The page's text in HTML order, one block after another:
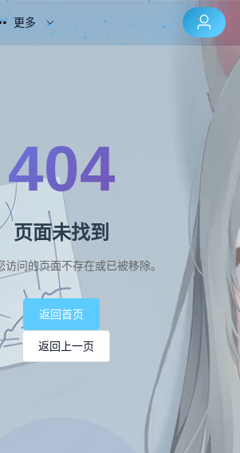
更多
404
页面未找到
访问的页面不存在或已被移除。
返回首页
返回上一页